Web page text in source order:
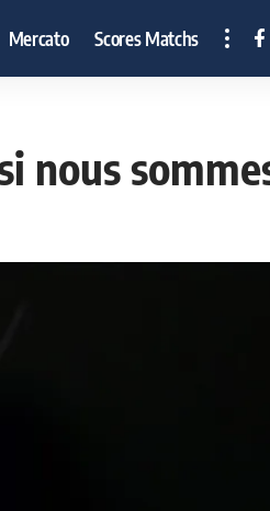
Mercato Scores Matchs
nous